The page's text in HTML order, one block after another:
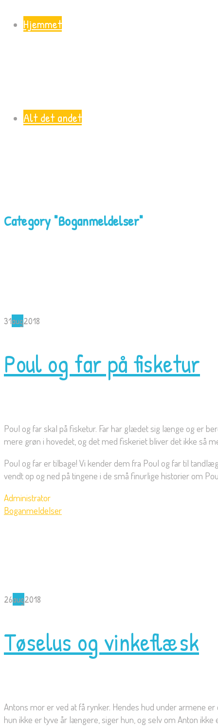
Hjemmet
Alt det andet
Category "Boganmeldelser"
31aug2018
Poul og far på fisketur
Poul og far skal på fisketur. Far har glædet sig længe og er
mere grøn i hovedet, og det med fiskeriet bliver det ikke så
Poul og far er tilbage! Vi kender dem fra Poul og far til
vendt op og ned på tingene i de små finurlige historier om
Administrator
Boganmeldelser
26aug2018
Tøselus og vinkeflæsk
Antons mor er ved at få rynker. Hendes hud under armene
hun ikke er tyve år længere, siger hun, og selv om Anton